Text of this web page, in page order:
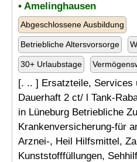
• Amelinghausen
Abgeschlossene Ausbildung
Betriebliche Altersvorsorge
30+ Urlaubstage
[. .. ] Ersatzteile, Services
Dauerhaft 2 ct/ l Tank-
in Lüneburg Betriebliche
Krankenversicherung-für
Arznei-, Heil Hilfsmittel,
Kunststofffüllungen,